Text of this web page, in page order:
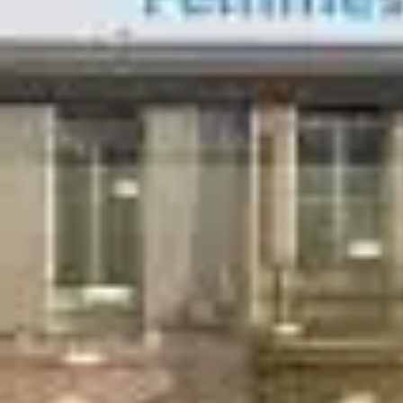
Paramètres de
confidentialité
Afin de faciliter votre navigation et de vous
apporter le meilleur service possible, nous utilisons
des cookies pour améliorer le site aux besoins des